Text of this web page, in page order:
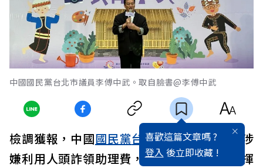
中國國民黨台北市議員李傅中武。取自臉書@李傅中武
喜歡這篇文章嗎 ?
登入 後立即收藏 !
檢調獲報，中國國民黨台北市議員李傅中武涉
嫌利用人頭詐領助理費，台北地檢署今天指揮